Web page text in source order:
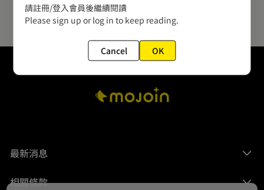
最新消息
相關條款
請註冊/登入會員後繼續閱讀
Please sign up or log in to keep reading.
Cancel OK